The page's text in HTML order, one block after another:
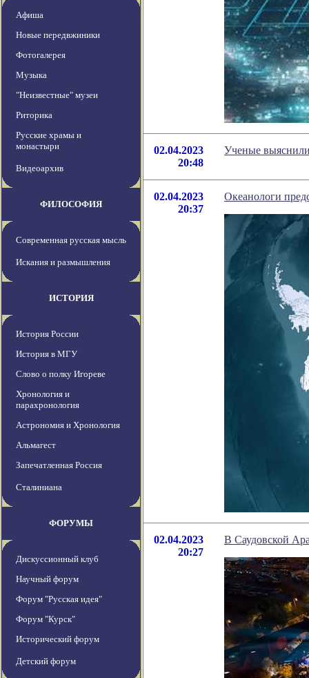
Афиша
Новые передвжиники
Фотогалерея
Музыка
"Неизвестные" музеи
Риторика
Русские храмы и
монастыри
Видеоархив
ФИЛОСОФИЯ
Современная русская мысль
Искания и размышления
ИСТОРИЯ
История России
История в МГУ
Слово о полку Игореве
Хронология и
парахронология
Астрономия и Хронология
Альмагест
Запечатленная Россия
Сталиниана
ФОРУМЫ
Дискуссионный клуб
Научный форум
Форум "Русская идея"
Форум "Курск"
Исторический форум
Детский форум
02.04.2023
20:48
Ученые
02.04.2023
20:37
Океанологи
02.04.2023
20:27
В Саудовской